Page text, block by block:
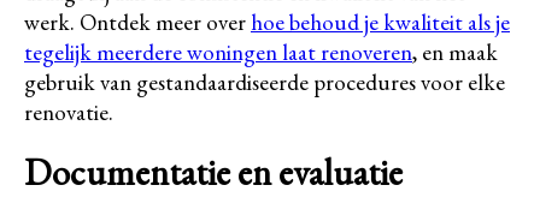
werk. Ontdek meer over hoe behoud je kwaliteit als je
tegelijk meerdere woningen laat renoveren, en maak
gebruik van gestandaardiseerde procedures voor elke
renovatie.
Documentatie en evaluatie